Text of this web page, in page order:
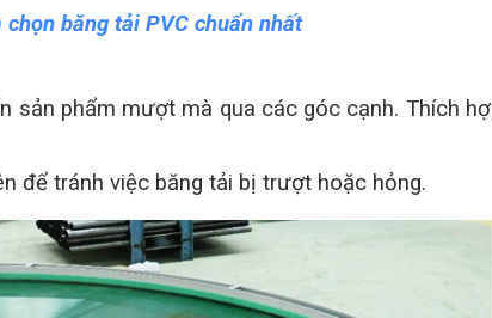
băng tải PVC chuẩn nhất
sản phẩm mượt mà qua các góc cạnh. Thích
để tránh việc băng tải bị trượt hoặc hỏng.